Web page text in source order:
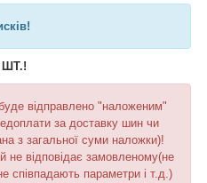
ШТ.!
відправлено "наложеним"
за доставку шин чи
з загальної суми наложки)!
відповідає замовленому(не
співпадають параметри і т.д.)